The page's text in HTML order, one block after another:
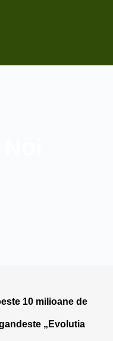
10 milioane de
„Evolutia